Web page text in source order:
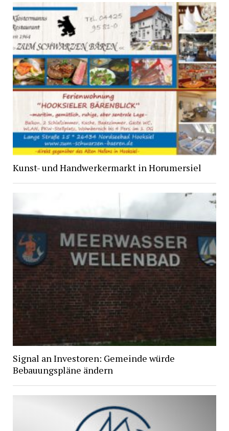
Kunst- und Handwerkermarkt in Horumersiel
Signal an Investoren: Gemeinde würde
Bebauungspläne ändern